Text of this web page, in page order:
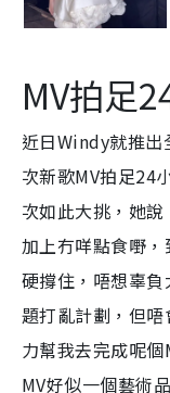
MV拍足
近日Windy就推出
次新歌MV拍足24
次如此大挑，她
加上冇咩點食嘢
硬撐住，唔想辜
題打亂計劃，但
力幫我去完成呢
MV好似一個藝術